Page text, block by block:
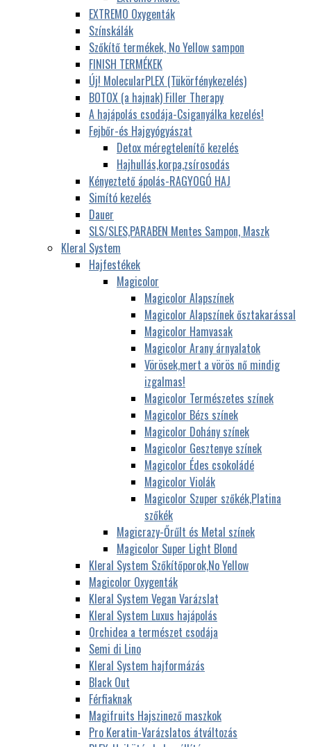
EXTREMO Oxygenták
Színskálák
Szőkítő termékek, No Yellow sampon
FINISH TERMÉKEK
Új! MolecularPLEX (Tükörfénykezelés)
BOTOX (a hajnak) Filler Therapy
A hajápolás csodája-Csiganyálka kezelés!
Fejbőr-és Hajgyógyászat
Detox méregtelenítő kezelés
Hajhullás,korpa,zsírosodás
Kényeztető ápolás-RAGYOGÓ HAJ
Simító kezelés
Dauer
SLS/SLES,PARABEN Mentes Sampon, Maszk
Kleral System
Hajfestékek
Magicolor
Magicolor Alapszínek
Magicolor Alapszínek ősztakarással
Magicolor Hamvasak
Magicolor Arany árnyalatok
Vörösek,mert a vörös nő mindig
izgalmas!
Magicolor Természetes színek
Magicolor Bézs színek
Magicolor Dohány színek
Magicolor Gesztenye színek
Magicolor Édes csokoládé
Magicolor Violák
Magicolor Szuper szőkék,Platina
szőkék
Magicrazy-Őrűlt és Metal színek
Magicolor Super Light Blond
Kleral System Szőkítőporok,No Yellow
Magicolor Oxygenták
Kleral System Vegan Varázslat
Kleral System Luxus hajápolás
Orchidea a természet csodája
Semi di Lino
Kleral System hajformázás
Black Out
Férfiaknak
Magifruits Hajszinező maszkok
Pro Keratin-Varázslatos átváltozás